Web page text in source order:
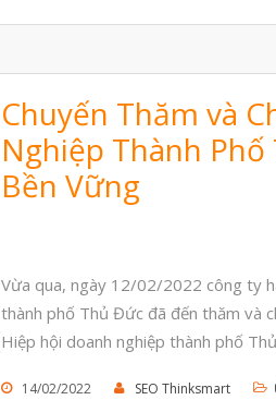
Chuyến Thăm và
Nghiệp Thành
Bền Vững
Vừa qua, ngày 12/02/2022 công ty
thành phố Thủ Đức đã đến thăm và
Hiệp hội doanh nghiệp thành phố
14/02/2022 SEO Thinksmart